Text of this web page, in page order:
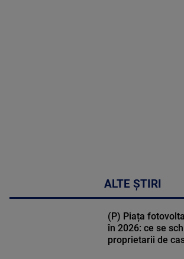
ALTE ȘTIRI
(P) Piața
în 2026: ce se
proprietarii de